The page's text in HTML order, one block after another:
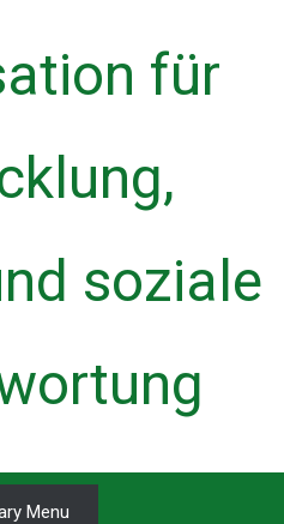
soziale
Menu